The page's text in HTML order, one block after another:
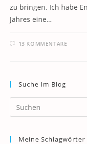
zu bringen. Ich habe
Jahres eine…
13 KOMMENTARE
Suche Im Blog
Meine Schlagwörter